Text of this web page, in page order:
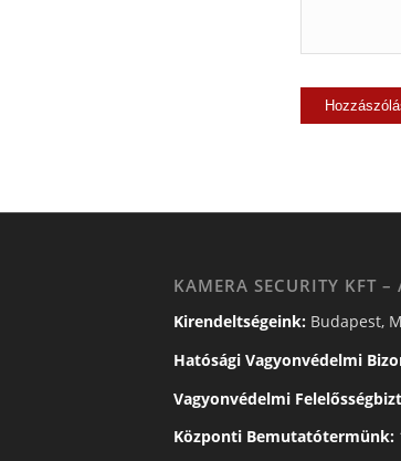
KAMERA SECURITY KFT –
Kirendeltségeink: Budapest,
Hatósági Vagyonvédelmi
Vagyonvédelmi
Központi Bemutatótermünk: